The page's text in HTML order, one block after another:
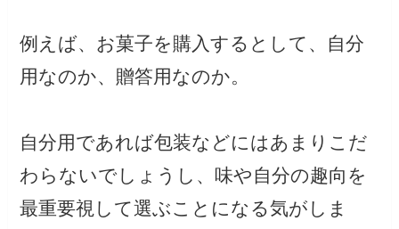
例えば、お菓子を購入するとして、自分
用なのか、贈答用なのか。
自分用であれば包装などにはあまりこだ
わらないでしょうし、味や自分の趣向を
最重要視して選ぶことになる気がしま